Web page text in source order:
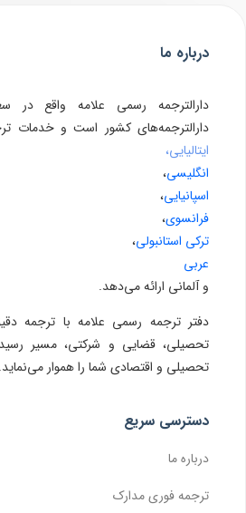
درباره ما
دارالترجمه رسمی علامه واقع در
دارالترجمه‌های کشور است و خدمات
ایتالیایی،
انگلیسی،
اسپانیایی،
فرانسوی،
ترکی استانبولی،
عربی
و آلمانی ارائه می‌دهد.
دفتر ترجمه رسمی علامه با ترجمه
تحصیلی، قضایی و شرکتی، مسیر
تحصیلی و اقتصادی شما را هموار می‌نماید.
دسترسی سریع
درباره ما
ترجمه فوری مدارک